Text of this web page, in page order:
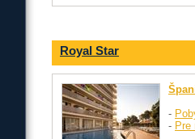
Royal Star
-
- Pre